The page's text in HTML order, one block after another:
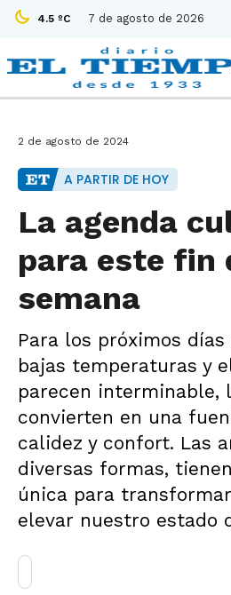
4.5 ºC 7 de agosto de 2026
2 de agosto de 2024
A PARTIR DE HOY
La agenda
para este fin
semana
Para los próximos
bajas temperaturas y
parecen interminable,
convierten en una
calidez y confort. Las
diversas formas,
única para
elevar nuestro estado